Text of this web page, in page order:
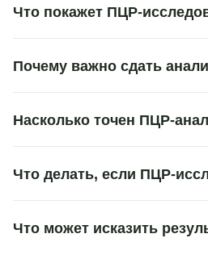
Что покажет ПЦР-
Почему важно сдать
Насколько точен ПЦР-
Что делать, если ПЦР-
Что может исказить